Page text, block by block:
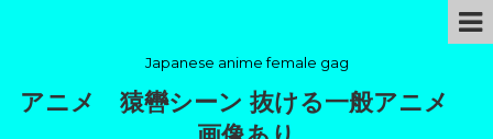
Japanese anime female gag
アニメ 猿轡シーン 抜ける一般アニメ